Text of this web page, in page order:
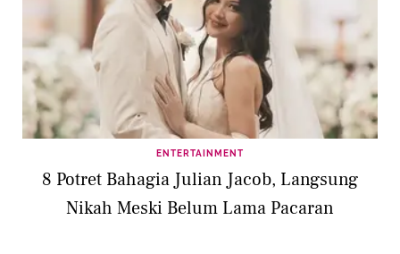
ENTERTAINMENT
8 Potret Bahagia Julian Jacob, Langsung
Nikah Meski Belum Lama Pacaran